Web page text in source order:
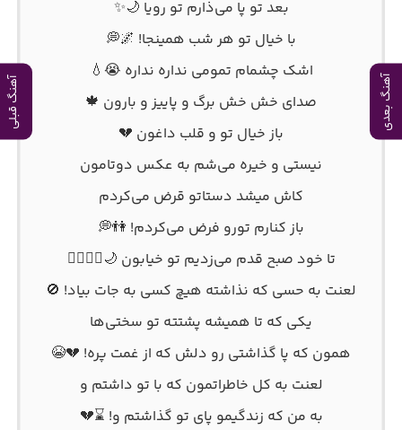
آهنگ بعدی آهنگ قبلی
بعد تو پا می‌ذارم تو رویا 🌙✨
با خیال تو هر شب همینجا! 🌌💭
اشک چشمام تمومی نداره نداره 😭💧
صدای خش خش برگ و پاییز و بارون 🍁
باز خیال تو و قلب داغون 💔
نیستی و خیره می‌شم به عکس دوتامون
کاش میشد دستاتو قرض می‌کردم
باز کنارم تورو فرض می‌کردم! 👫💭
تا خود صبح قدم می‌زدیم تو خیابون 🌙🚶‍♂️🚶‍♀️
لعنت به حسی که نذاشته هیچ کسی به جات بیاد! 🚫
یکی که تا همیشه پشتته تو سختی‌ها
همون که پا گذاشتی رو دلش که از غمت پره! 💔😭
لعنت به کل خاطراتمون که با تو داشتم و
به من که زندگیمو پای تو گذاشتم و! ⌛💔